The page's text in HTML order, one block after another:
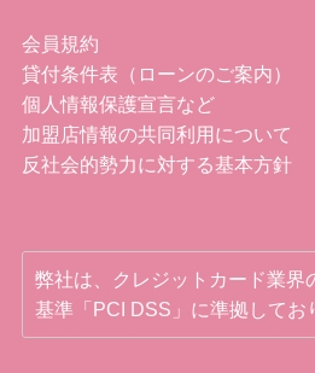
会員規約
貸付条件表（ローンのご案内）
個人情報保護宣言など
加盟店情報の共同利用について
反社会的勢力に対する基本方針
弊社は、クレジットカード業界
基準「PCI DSS」に準拠してお